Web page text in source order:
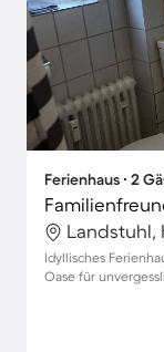
Ferienhaus ∙ 2
Landstuhl,
Idyllisches
Oase für